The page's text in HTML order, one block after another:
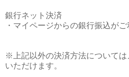
銀行ネット決済
・マイページからの銀行振込がご
※上記以外の決済方法については
いただけます。